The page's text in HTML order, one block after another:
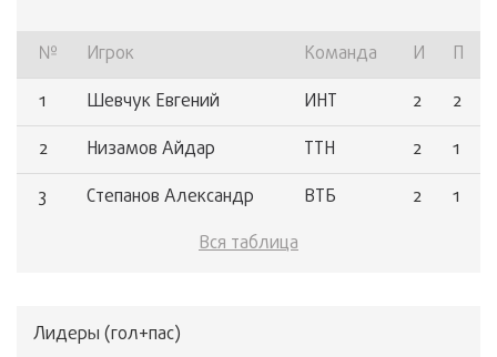
№ Игрок Команда И
П
1
Шевчук Евгений ИНТ 2
2
2
Низамов Айдар ТТН 2
1
3
Степанов Александр ВТБ 2
1
Терехов Денис
6
Зайцев Тимофей
Вся таблица
Лидеры (гол+пас)